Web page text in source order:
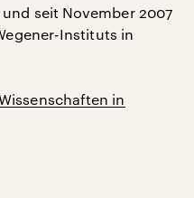
seit November 2007
Instituts in
in